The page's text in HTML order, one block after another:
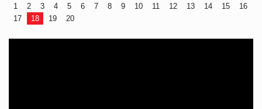
1 2 3 4 5 6 7 8 9 10 11 12 13 14 15
16
17
18 19 20